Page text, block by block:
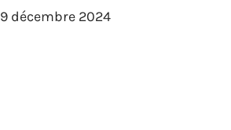
9 décembre 2024